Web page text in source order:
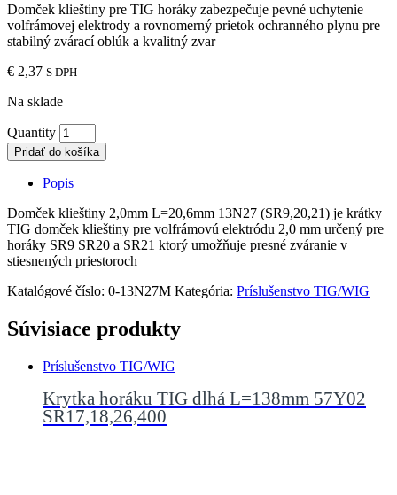
Domček klieštiny pre TIG horáky zabezpečuje pevné uchytenie
volfrámovej elektrody a rovnomerný prietok ochranného plynu pre
stabilný zvárací oblúk a kvalitný zvar
€ 2,37 S DPH
Na sklade
Quantity
Pridať do košíka
Popis
Domček klieštiny 2,0mm L=20,6mm 13N27 (SR9,20,21) je krátky
TIG domček klieštiny pre volfrámovú elektródu 2,0 mm určený pre
horáky SR9 SR20 a SR21 ktorý umožňuje presné zváranie v
stiesnených priestoroch
Katalógové číslo: 0-13N27M Kategória: Príslušenstvo TIG/WIG
Súvisiace produkty
Príslušenstvo TIG/WIG
Krytka horáku TIG dlhá L=138mm 57Y02
SR17,18,26,400